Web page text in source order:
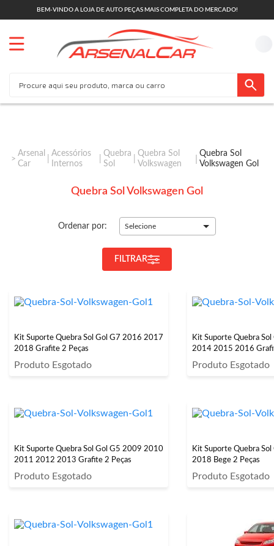
BEM-VINDO A LOJA DE AUTO PEÇAS MAIS COMPLETA DO MERCADO!
Arsenal
Car
Acessórios
Internos
Quebra
Sol
Quebra Sol
Volkswagen
Quebra Sol
Volkswagen Gol
Quebra Sol Volkswagen Gol
Ordenar por: Selecione
FILTRAR
Kit Suporte Quebra Sol Gol G7 2016 2017
2018 Grafite 2 Peças
Produto Esgotado
Kit Suporte Quebra
2014 2015 2016
Produto Esgotado
Kit Suporte Quebra Sol Gol G5 2009 2010
2011 2012 2013 Grafite 2 Peças
Produto Esgotado
Kit Suporte Quebra
2018 Bege 2 Peças
Produto Esgotado